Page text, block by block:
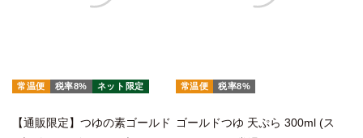
常温便 税率8% ネット限定
【通販限定】つゆの素ゴールド
常温便 税率8%
ゴールドつゆ 天ぷら 300ml (ス